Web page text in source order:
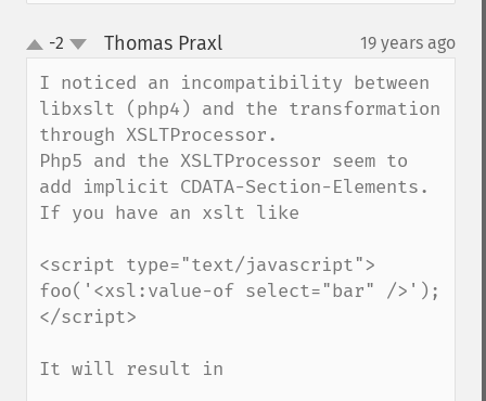
up
down
-2 Thomas Praxl¶ 19 years ago
I noticed an incompatibility between
libxslt (php4) and the transformation
through XSLTProcessor.
Php5 and the XSLTProcessor seem to
add implicit CDATA-Section-Elements.
If you have an xslt like
<script type="text/javascript">
foo('<xsl:value-of select="bar" />');
</script>
It will result in